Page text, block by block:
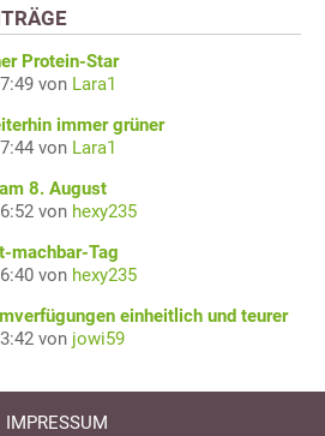
Protein-Star
von Lara1
immer grüner
von Lara1
8. August
von hexy235
machbar-Tag
von hexy235
einheitlich und teurer
von jowi59
IMPRESSUM